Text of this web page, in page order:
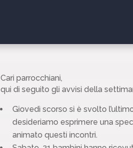
Cari parrocchiani,
qui di seguito gli avvisi della
Giovedì scorso si è svolto
desideriamo esprimere una
animato questi incontri.